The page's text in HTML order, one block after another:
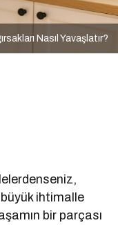
Nasıl Yavaşlatır?
büyük ihtimalle
bir parçası